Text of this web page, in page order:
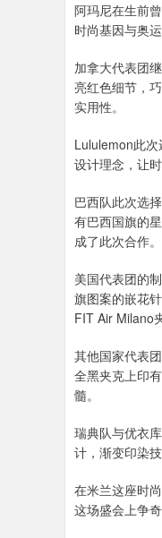
阿玛尼在生前
时尚基因与奥
加拿大代表团
亮红色细节，
实用性。
Lululemon此
设计理念，让
巴西队此次选
有巴西国旗的
成了此次合作。
美国代表团的
旗图案的嵌花
FIT Air Milano
其他国家代表
全黑夹克上印
髓。
瑞典队与优衣
计，渐变印染
在米兰这座时
这场盛会上争